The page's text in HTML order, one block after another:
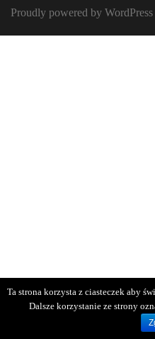
Proudly powered by WordPress
Ta strona korzysta z ciasteczek aby
Dalsze korzystanie ze strony